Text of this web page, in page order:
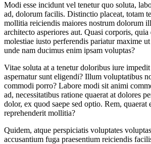
Modi esse incidunt vel tenetur quo soluta,
ad, dolorum facilis. Distinctio placeat, totam
mollitia reiciendis maiores nostrum dolorum
architecto asperiores aut. Quasi corporis, quia
molestiae iusto perferendis pariatur maxime
unde nam ducimus enim ipsam voluptas?
Vitae soluta at a tenetur doloribus iure
aspernatur sunt eligendi? Illum voluptatibus
commodi porro? Labore modi sit animi
ad, necessitatibus ratione quaerat at dolores
dolor, ex quod saepe sed optio. Rem, quaerat
reprehenderit mollitia?
Quidem, atque perspiciatis voluptates
accusantium fuga praesentium reiciendis